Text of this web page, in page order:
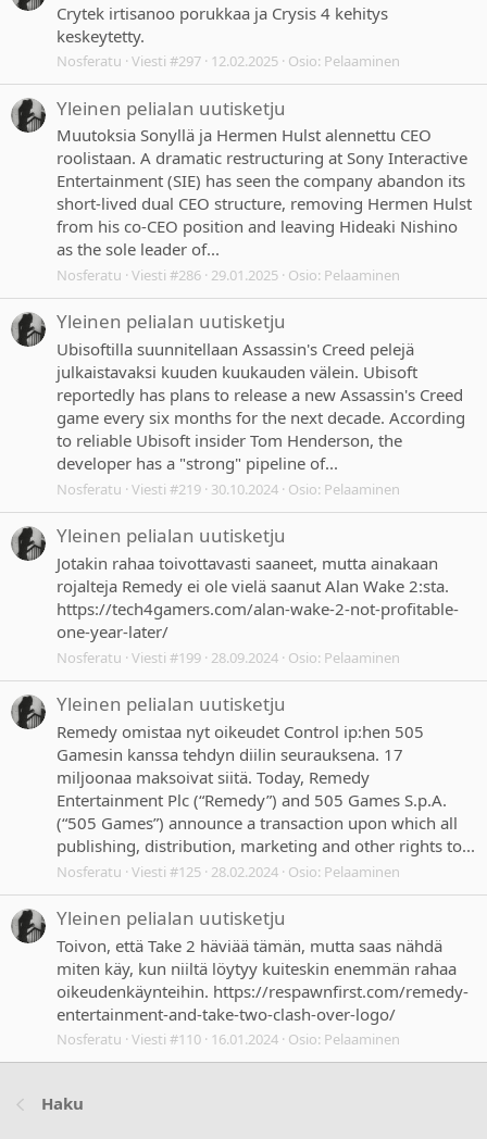
Crytek irtisanoo porukkaa ja Crysis 4 kehitys
keskeytetty.
Nosferatu Viesti #297 12.02.2025 Osio: Pelaaminen
Yleinen pelialan uutisketju
Muutoksia Sonyllä ja Hermen Hulst alennettu CEO
roolistaan. A dramatic restructuring at Sony Interactive
Entertainment (SIE) has seen the company abandon its
short-lived dual CEO structure, removing Hermen Hulst
from his co-CEO position and leaving Hideaki Nishino
as the sole leader of...
Nosferatu Viesti #286 29.01.2025 Osio: Pelaaminen
Yleinen pelialan uutisketju
Ubisoftilla suunnitellaan Assassin's Creed pelejä
julkaistavaksi kuuden kuukauden välein. Ubisoft
reportedly has plans to release a new Assassin's Creed
game every six months for the next decade. According
to reliable Ubisoft insider Tom Henderson, the
developer has a "strong" pipeline of...
Nosferatu Viesti #219 30.10.2024 Osio: Pelaaminen
Yleinen pelialan uutisketju
Jotakin rahaa toivottavasti saaneet, mutta ainakaan
rojalteja Remedy ei ole vielä saanut Alan Wake 2:sta.
https://tech4gamers.com/alan-wake-2-not-profitable-
one-year-later/
Nosferatu Viesti #199 28.09.2024 Osio: Pelaaminen
Yleinen pelialan uutisketju
Remedy omistaa nyt oikeudet Control ip:hen 505
Gamesin kanssa tehdyn diilin seurauksena. 17
miljoonaa maksoivat siitä. Today, Remedy
Entertainment Plc (“Remedy”) and 505 Games S.p.A.
(“505 Games”) announce a transaction upon which all
publishing, distribution, marketing and other rights to...
Nosferatu Viesti #125 28.02.2024 Osio: Pelaaminen
Yleinen pelialan uutisketju
Toivon, että Take 2 häviää tämän, mutta saas nähdä
miten käy, kun niiltä löytyy kuiteskin enemmän rahaa
oikeudenkäynteihin. https://respawnfirst.com/remedy-
entertainment-and-take-two-clash-over-logo/
Nosferatu Viesti #110 16.01.2024 Osio: Pelaaminen
Haku